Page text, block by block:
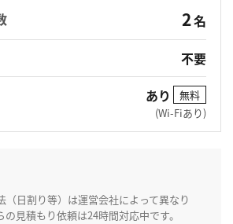
2名
不要
あり
無料
(Wi-Fiあり)
（日割り等）は運営会社によって異なり
の見積もり依頼は24時間対応中です。